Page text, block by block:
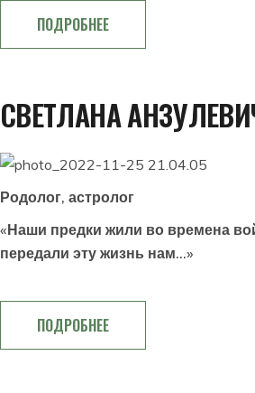
ПОДРОБНЕЕ
СВЕТЛАНА
Родолог, астролог
«Наши предки жили во времена
передали эту жизнь нам…»
ПОДРОБНЕЕ